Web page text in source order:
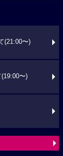
(21:00〜)
〜)